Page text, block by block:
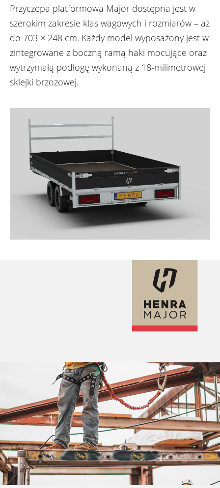
Przyczepa platformowa Major dostępna jest w
szerokim zakresie klas wagowych i rozmiarów – aż
do 703 × 248 cm. Każdy model wyposażony jest w
zintegrowane z boczną ramą haki mocujące oraz
wytrzymałą podłogę wykonaną z 18-milimetrowej
sklejki brzozowej.